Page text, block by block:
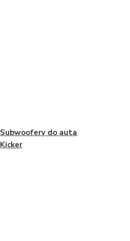
Subwoofery do auta
Kicker